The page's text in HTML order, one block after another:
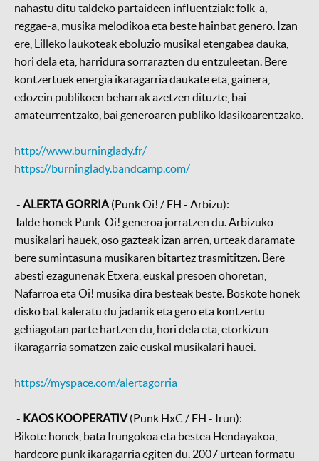
nahastu ditu taldeko partaideen influentziak: folk-a,
reggae-a, musika melodikoa eta beste hainbat genero. Izan
ere, Lilleko laukoteak eboluzio musikal etengabea dauka,
hori dela eta, harridura sorrarazten du entzuleetan. Bere
kontzertuek energia ikaragarria daukate eta, gainera,
edozein publikoen beharrak azetzen dituzte, bai
amateurrentzako, bai generoaren publiko klasikoarentzako.
http://www.burninglady.fr/
https://burninglady.bandcamp.com/
- ALERTA GORRIA (Punk Oi! / EH - Arbizu):
Talde honek Punk-Oi! generoa jorratzen du. Arbizuko
musikalari hauek, oso gazteak izan arren, urteak daramate
bere sumintasuna musikaren bitartez trasmititzen. Bere
abesti ezagunenak Etxera, euskal presoen ohoretan,
Nafarroa eta Oi! musika dira besteak beste. Boskote honek
disko bat kaleratu du jadanik eta gero eta kontzertu
gehiagotan parte hartzen du, hori dela eta, etorkizun
ikaragarria somatzen zaie euskal musikalari hauei.
https://myspace.com/alertagorria
- KAOS KOOPERATIV(Punk HxC / EH - Irun):
Bikote honek, bata Irungokoa eta bestea Hendayakoa,
hardcore punk ikaragarria egiten du. 2007 urtean formatu